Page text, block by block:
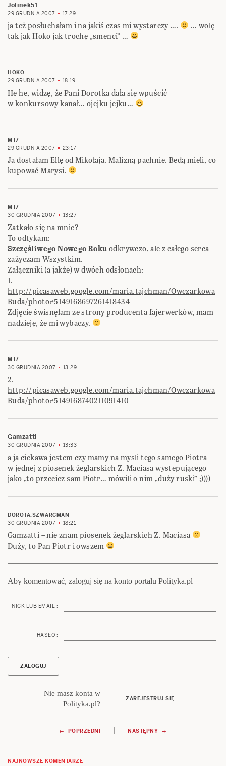
Jolinek51
29 GRUDNIA 2007 17:29
ja też posłuchałam i na jakiś czas mi wystarczy ….
… wolę
tak jak Hoko jak trochę „smenci” …
HOKO
29 GRUDNIA 2007
18:19
He he, widzę, że Pani Dorotka dała się wpuścić
w konkursowy kanał… ojejku jejku…
MT7
29 GRUDNIA 2007
23:17
Ja dostałam Ellę od Mikołaja. Malizną pachnie. Bedą mieli, co
kupować Marysi.
MT7
30 GRUDNIA 2007
13:27
Zatkało się na mnie?
To odtykam:
Szczęśliwego Nowego Rokuodkrywczo, ale z całego serca
zażyczam Wszystkim.
Załączniki (a jakże) w dwóch odsłonach:
1.
http://picasaweb.google.com/maria.tajchman/Owczarkowa
Buda/photo#5149168697261418434
Zdjęcie świsnęłam ze strony producenta fajerwerków, mam
nadzieję, że mi wybaczy.
MT7
30 GRUDNIA 2007
13:29
2.
http://picasaweb.google.com/maria.tajchman/Owczarkowa
Buda/photo#5149168740211091410
Gamzatti
30 GRUDNIA 2007 13:33
a ja ciekawa jestem czy mamy na mysli tego samego Piotra –
w jednej z piosenek żeglarskich Z. Maciasa wystepującego
jako „to przeciez sam Piotr… mówili o nim „duży ruski” ;))))
DOROTA.SZWARCMAN
30 GRUDNIA 2007
18:21
Gamzatti – nie znam piosenek żeglarskich Z. Maciasa
Duży, to Pan Piotr i owszem
Aby komentować, zaloguj się na konto portalu Polityka.pl
NICK LUB EMAIL :
HASŁO :
Nie masz konta w
Polityka.pl?
ZAREJESTRUJ SIĘ
Nawigacja
wpisu
← POPRZEDNI | NASTĘPNY →
NAJNOWSZE KOMENTARZE